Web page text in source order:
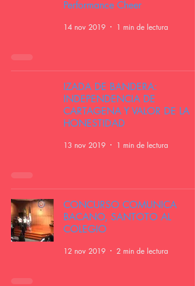
Performance Cheer
14 nov 2019 1 min de lectura
IZADA DE BANDERA:
INDEPENDENCIA DE
CARTAGENA Y VALOR DE LA
HONESTIDAD
13 nov 2019 1 min de lectura
CONCURSO COMUNICA
BACANO, SANTOTO AL
COLEGIO
12 nov 2019 2 min de lectura